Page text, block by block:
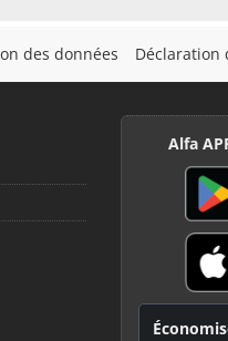
des données Déclaration
Alfa